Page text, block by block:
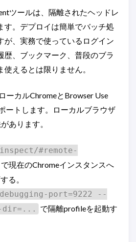
ツールは、隔離されたヘッドレ
す。デプロイは簡単でバッチ処
が、実務で使っているログイン
歴、ブックマーク、普段のブラ
えるとは限りません。
ーカルChromeとBrowser Use
ートします。ローカルブラウザ
あります。
#remote-
で現在のChromeインスタンスへ
る。
port=9222 --
dir=...
で隔離profileを起動す